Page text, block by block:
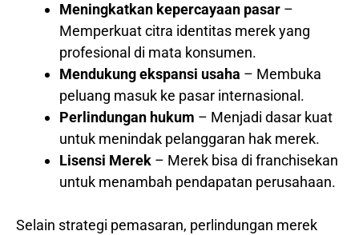
Meningkatkan kepercayaan pasar –
Memperkuat citra identitas merek yang
profesional di mata konsumen.
Mendukung ekspansi usaha – Membuka
peluang masuk ke pasar internasional.
Perlindungan hukum – Menjadi dasar kuat
untuk menindak pelanggaran hak merek.
Lisensi Merek – Merek bisa di franchisekan
untuk menambah pendapatan perusahaan.
Selain strategi pemasaran, perlindungan merek